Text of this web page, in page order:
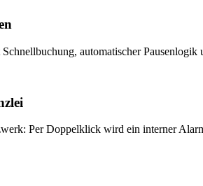
automatischer
Per Doppelklick wird ein interner